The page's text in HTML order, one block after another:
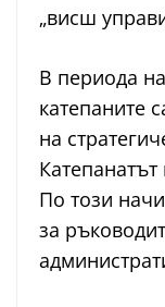
„висш
В периода
катепаните
на
По този
за